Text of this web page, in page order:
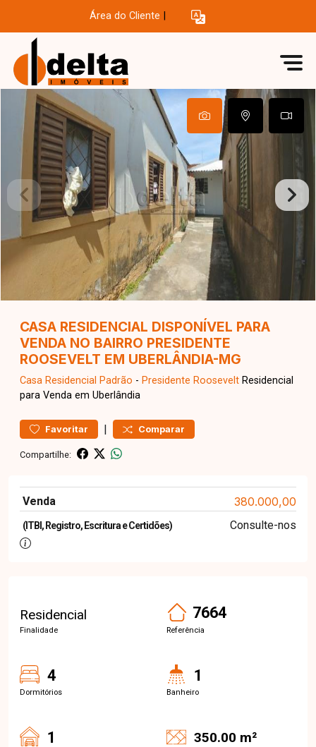
Área do Cliente
CASA RESIDENCIAL DISPONÍVEL PARA
VENDA NO BAIRRO PRESIDENTE
ROOSEVELT EM UBERLÂNDIA-MG
Casa Residencial Padrão - Presidente Roosevelt Residencial
para Venda em Uberlândia
Favoritar | Comparar
Compartilhe:
Venda 380.000,00
(ITBI, Registro, Escritura e Certidões) Consulte-nos
Residencial
Finalidade
7664
Referência
4
Dormitórios
1
Banheiro
1 350.00 m²